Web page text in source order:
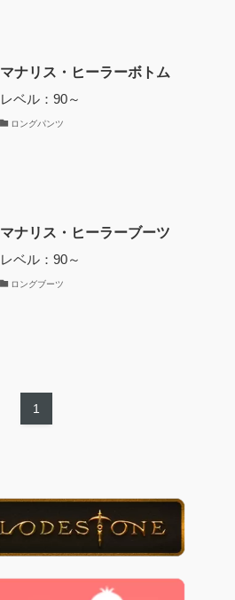
マナリス・ヒーラーボトム
レベル：90～
ロングパンツ
マナリス・ヒーラーブーツ
レベル：90～
ロングブーツ
1